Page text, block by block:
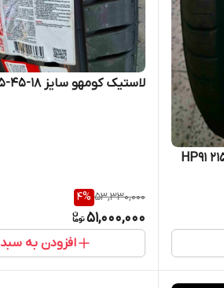
لاستیک کومهو سایز ۱۸-۴۵-۲۲۵ PS71
53,330,000
4%
51,000,000
افزودن به سبد